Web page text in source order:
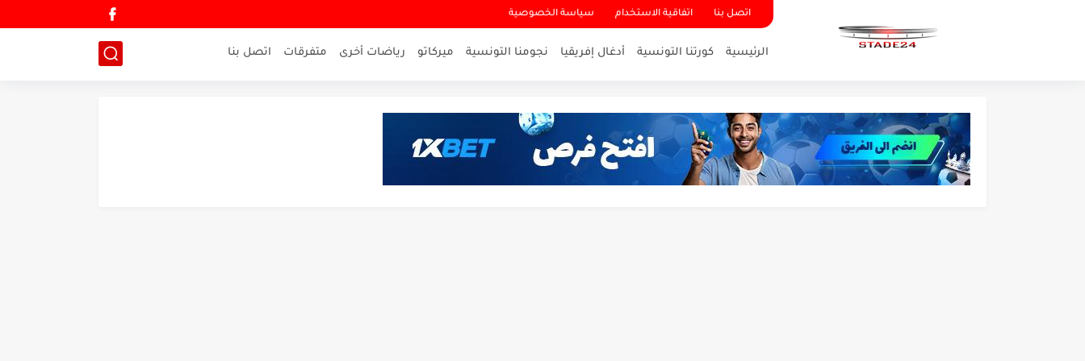
اتصل بنا اتفاقية الاستخدام سياسة الخصوصية
الرئيسية كورتنا التونسية أدغال إفريقيا نجومنا التونسية ميركاتو رياضات أخرى متفرقات اتصل بنا